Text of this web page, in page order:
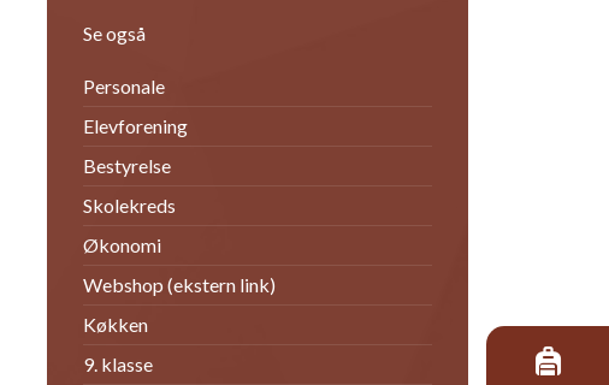
Se også
Personale
Elevforening
Bestyrelse
Skolekreds
Økonomi
Webshop (ekstern link)
Køkken
9. klasse